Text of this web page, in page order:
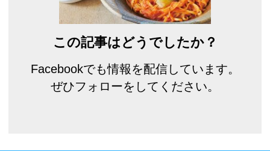
この記事はどうでしたか？
Facebookでも情報を配信しています。
ぜひフォローをしてください。